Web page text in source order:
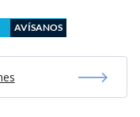
AVÍSANOS